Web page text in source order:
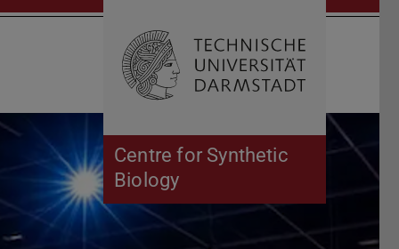
Centre for Synthetic
Biology
Suche öffnen